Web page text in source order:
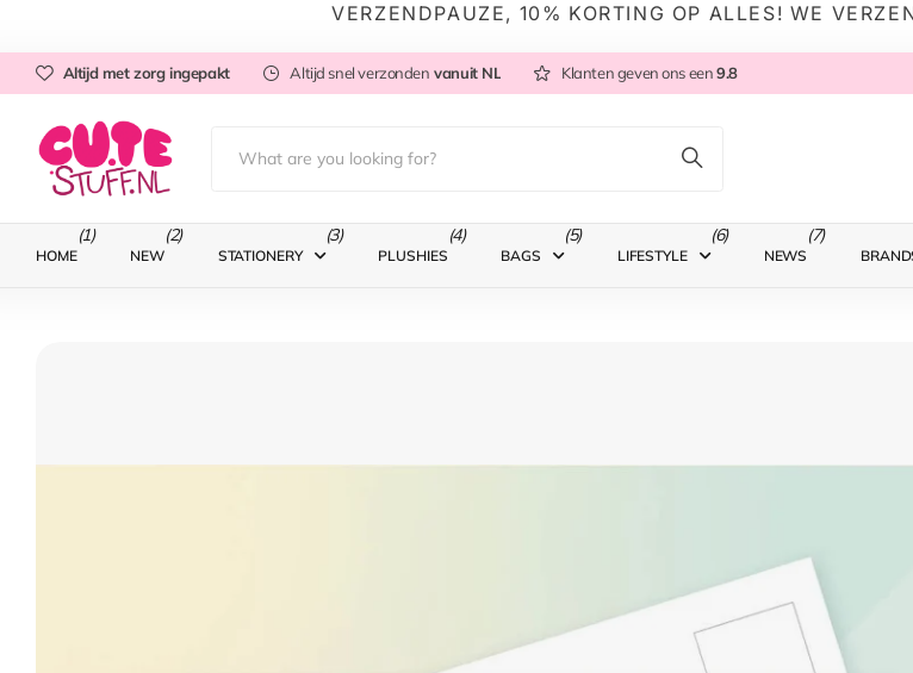
VERZENDPAUZE, 10% KORTING OP ALLES! WE
Altijd met zorg ingepakt Altijd snel verzonden vanuit NL Klanten geven ons een9.8
HOME
(1)
NEW
(2)
STATIONERY
(3)
PLUSHIES
(4)
BAGS
(5)
LIFESTYLE
(6)
NEWS
(7)